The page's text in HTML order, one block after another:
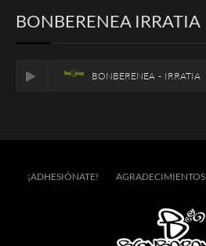
BONBERENEA IRRATIA
BONBERENEA - IRRATIA
¡ADHESIÓNATE! AGRADECIMIENTOS